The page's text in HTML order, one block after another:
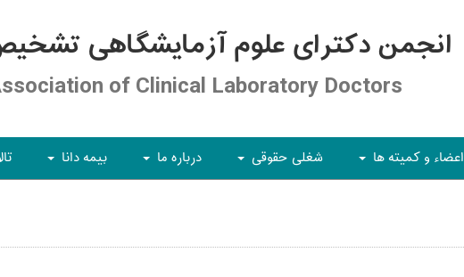
انجمن دکترای علوم آزمایشگاهی
of Clinical Laboratory Doctors
اعضاء و کمیته ها شغلی حقوقی درباره ما بیمه دانا